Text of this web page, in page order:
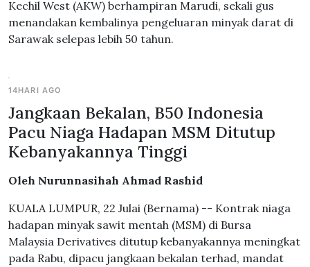
Kechil West (AKW) berhampiran Marudi, sekali gus
menandakan kembalinya pengeluaran minyak darat di
Sarawak selepas lebih 50 tahun.
14HARI AGO
Jangkaan Bekalan, B50 Indonesia
Pacu Niaga Hadapan MSM Ditutup
Kebanyakannya Tinggi
Oleh Nurunnasihah Ahmad Rashid
KUALA LUMPUR, 22 Julai (Bernama) -- Kontrak niaga
hadapan minyak sawit mentah (MSM) di Bursa
Malaysia Derivatives ditutup kebanyakannya meningkat
pada Rabu, dipacu jangkaan bekalan terhad, mandat